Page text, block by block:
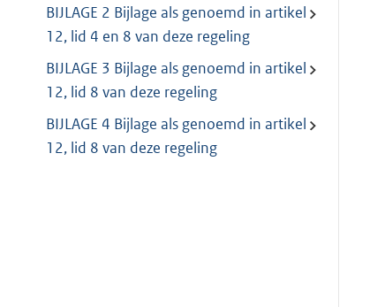
BIJLAGE 2 Bijlage als genoemd in artikel
12, lid 4 en 8 van deze regeling
BIJLAGE 3 Bijlage als genoemd in artikel
12, lid 8 van deze regeling
BIJLAGE 4 Bijlage als genoemd in artikel
12, lid 8 van deze regeling